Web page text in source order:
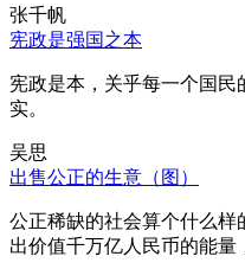
张千帆
宪政是强国之本
宪政是本，关乎每一个国
实。
吴思
出售公正的生意（图）
公正稀缺的社会算个什么样
出价值千万亿人民币的能量